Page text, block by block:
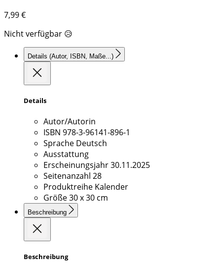
7,99€
Nicht verfügbar 😥
Details (Autor, ISBN, Maße...)
Details
Autor/Autorin
ISBN 978-3-96141-896-1
Sprache Deutsch
Ausstattung
Erscheinungsjahr30.11.2025
Seitenanzahl 28
Produktreihe Kalender
Größe30 x 30 cm
Beschreibung
Beschreibung